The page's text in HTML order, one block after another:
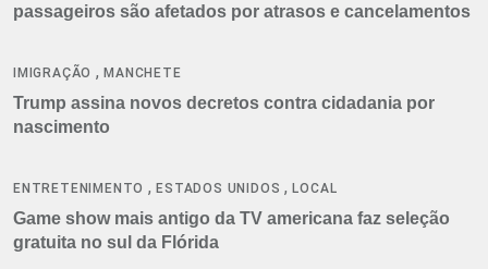
passageiros são afetados por atrasos e cancelamentos
IMIGRAÇÃO ,MANCHETE
Trump assina novos decretos contra cidadania por
nascimento
ENTRETENIMENTO ,ESTADOS UNIDOS ,LOCAL
Game show mais antigo da TV americana faz seleção
gratuita no sul da Flórida